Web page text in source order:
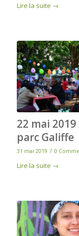
Lire la suite →
22 mai
parc Galiffe
31 mai 2019 / 0
Lire la suite →